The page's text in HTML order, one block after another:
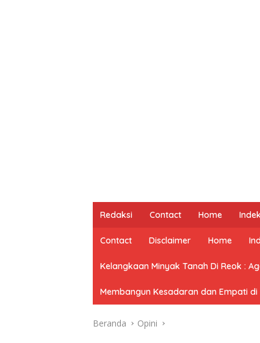
Redaksi Contact Home
Contact Disclaimer Home
Kelangkaan Minyak Tanah Di Reok :
Membangun Kesadaran dan Empati di
Beranda Opini